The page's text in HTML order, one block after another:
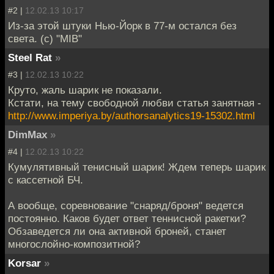
#2 | 12.02.13 10:17
Из-за этой штуки Нью-Йорк в 77-м остался без
света. (с) "MIB"
Steel Rat »
#3 | 12.02.13 10:22
Круто, жаль шарик не показали.
Кстати, на тему свободной любви статья занятная -
http://www.imperiya.by/authorsanalytics19-15302.html
DimMax »
#4 | 12.02.13 10:22
Кумулятивный тенисный шарик! Ждем теперь шарик
с кассетной БЧ.
А вообще, соревнование "снаряд/броня" ведется
постоянно. Каков будет ответ теннисной ракетки?
Обзаведется ли она активной броней, станет
многослойно-композитной?
Korsar »